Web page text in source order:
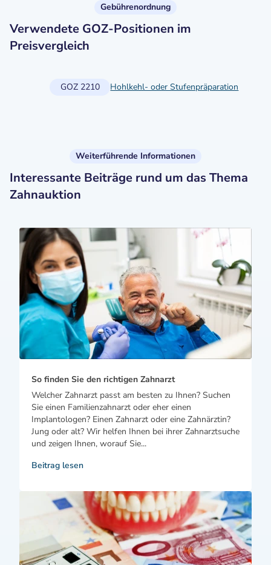
Gebührenordnung
Verwendete GOZ-Positionen im
Preisvergleich
GOZ 2210 Hohlkehl- oder Stufenpräparation
Weiterführende Informationen
Interessante Beiträge rund um das Thema
Zahnauktion
So finden Sie den richtigen Zahnarzt
Welcher Zahnarzt passt am besten zu Ihnen? Suchen
Sie einen Familienzahnarzt oder eher einen
Implantologen? Einen Zahnarzt oder eine Zahnärztin?
Jung oder alt? Wir helfen Ihnen bei ihrer Zahnarztsuche
und zeigen Ihnen, worauf Sie...
Beitrag lesen